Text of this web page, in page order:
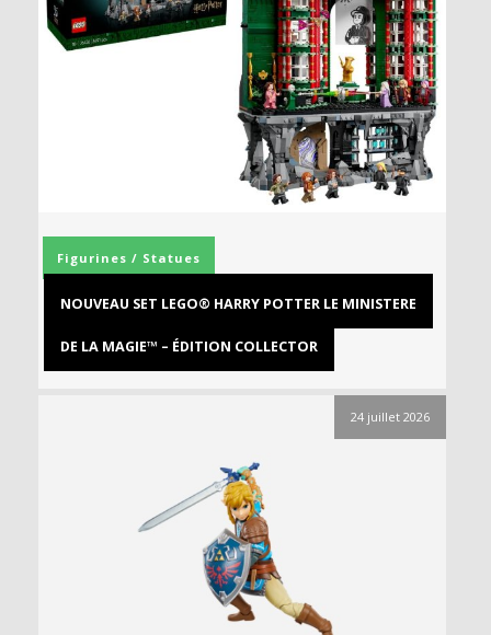
Figurines / Statues
NOUVEAU SET LEGO® HARRY POTTER LE MINISTERE
DE LA MAGIE™ – ÉDITION COLLECTOR
24 juillet 2026